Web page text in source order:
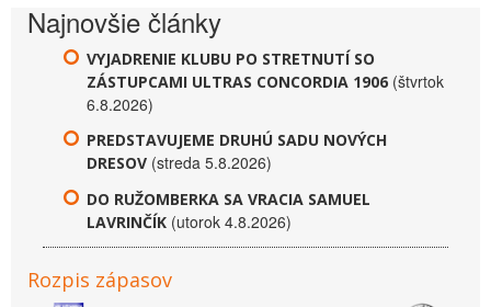
Najnovšie články
VYJADRENIE KLUBU PO STRETNUTÍ SO
ZÁSTUPCAMI ULTRAS CONCORDIA 1906 (štvrtok
6.8.2026)
PREDSTAVUJEME DRUHÚ SADU NOVÝCH
DRESOV (streda 5.8.2026)
DO RUŽOMBERKA SA VRACIA SAMUEL
LAVRINČÍK (utorok 4.8.2026)
Rozpis zápasov